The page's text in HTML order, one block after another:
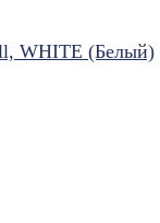
WHITE (Белый)